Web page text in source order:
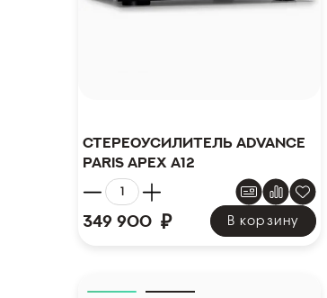
Стереоусилитель Advance
Paris Apex A12
349 900 ₽ В корзину